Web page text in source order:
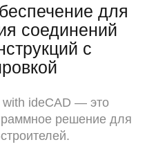
для
соединений
с
with ideCAD — это
решение для